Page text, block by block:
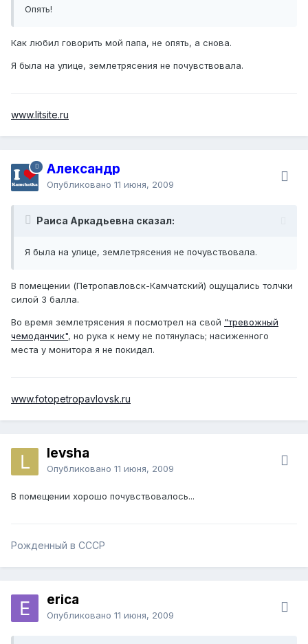
Опять!
Как любил говорить мой папа, не опять, а снова.
Я была на улице, землетрясения не почувствовала.
www.litsite.ru
Александр
Опубликовано 11 июня, 2009
Раиса Аркадьевна сказал:
Я была на улице, землетрясения не почувствовала.
В помещении (Петропавловск-Камчатский) ощущались толчки
силой 3 балла.
Во время землетрясения я посмотрел на свой "тревожный
чемоданчик", но рука к нему не потянулась; насиженного
места у монитора я не покидал.
www.fotopetropavlovsk.ru
levsha
Опубликовано 11 июня, 2009
В помещении хорошо почувствовалось...
Рожденный в СССР
erica
Опубликовано 11 июня, 2009